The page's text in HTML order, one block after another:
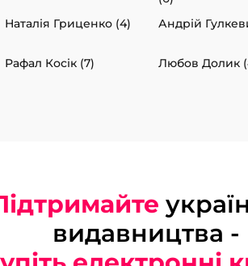
Наталія Гриценко (4) Андрій
Рафал Косік (7) Любов Долик
видавництва -